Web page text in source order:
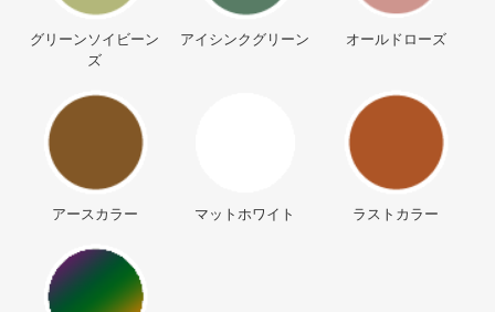
グリーンソイビーン
ズ
アイシンクグリーン オールドローズ
アースカラー マットホワイト ラストカラー